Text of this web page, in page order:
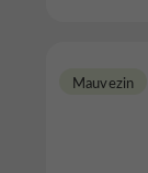
Mauvezin